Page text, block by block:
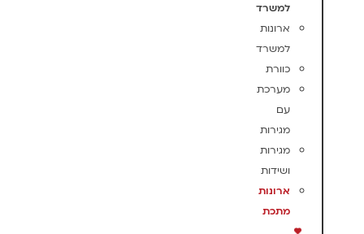
למשרד
ארונות
למשרד
כוורת
מערכת
עם
מגירות
מגירות
ושידות
ארונות
מתכת